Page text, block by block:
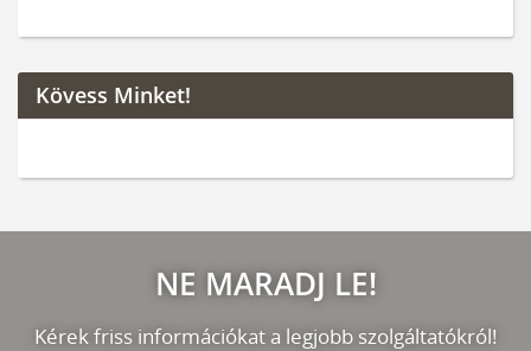
Kövess Minket!
NE MARADJ LE!
Kérek friss információkat a legjobb szolgáltatókról!